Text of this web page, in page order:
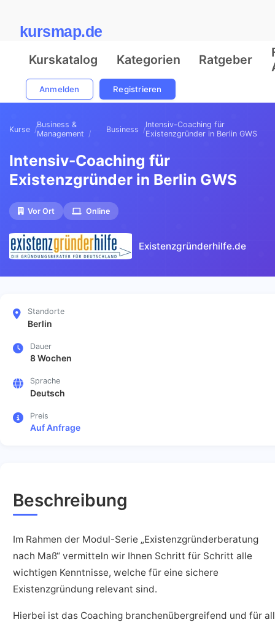
kursmap.de
Kurskatalog Kategorien Ratgeber
Anmelden Registrieren
Kurse
Business &
Management
Business
Intensiv-Coaching für
Existenzgründer in Berlin GWS
Intensiv-Coaching für
Existenzgründer in Berlin GWS
Vor Ort Online
Existenzgründerhilfe.de
Standorte
Berlin
Dauer
8 Wochen
Sprache
Deutsch
Preis
Auf Anfrage
Beschreibung
Im Rahmen der Modul-Serie „Existenzgründerberatung
nach Maß“ vermitteln wir Ihnen Schritt für Schritt alle
wichtigen Kenntnisse, welche für eine sichere
Existenzgründung relevant sind.
Hierbei ist das Coaching branchenübergreifend und für